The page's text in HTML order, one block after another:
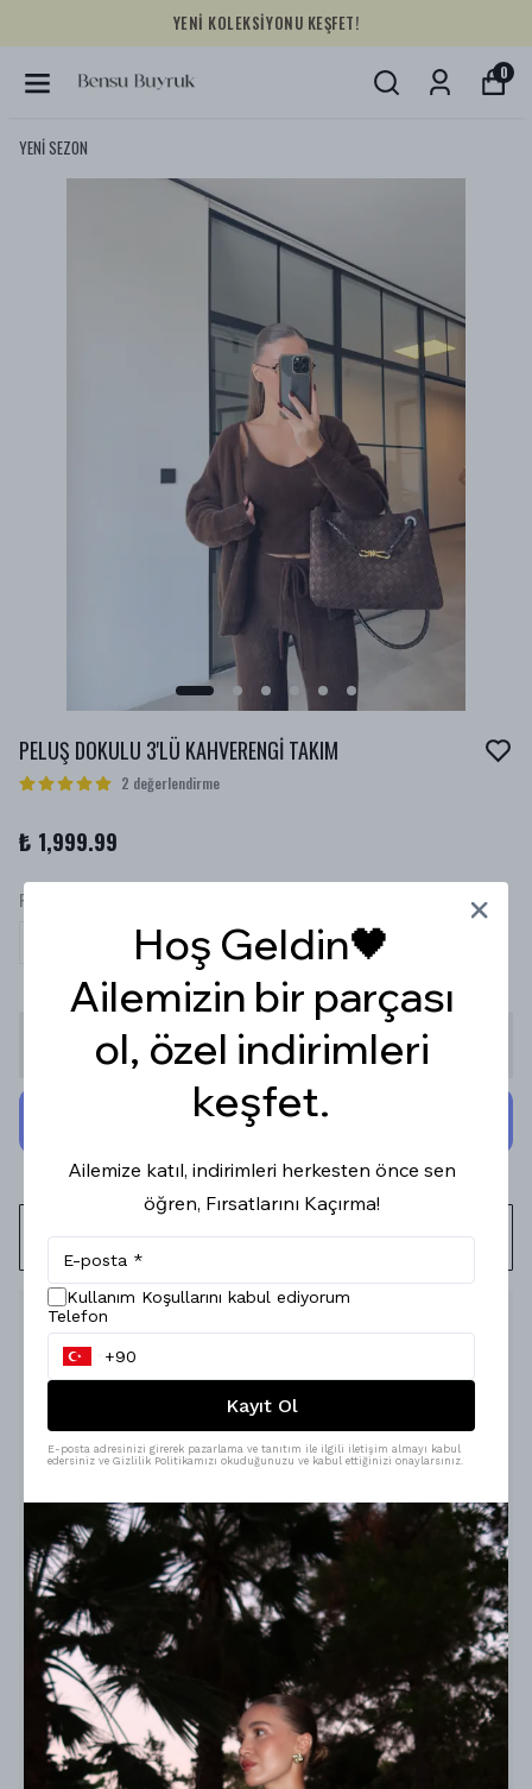
YENİ KOLEKSİYONU KEŞFET!
0
YENİ SEZON
PELUŞ DOKULU 3'LÜ KAHVERENGİ TAKIM
2 değerlendirme
₺ 1,999.99
RENK
Stoğa Gelince Haber Ver
WHATSAPP
Ürün Açıklaması
Model Ölçüleri : 167cm/53kg
Modelin Beden : STANDART beden
Ürün İçeriği :%76 Polyemid, %24 Polyester
Hoş Geldin🖤
Ailemizin bir parçası
ol, özel indirimleri
keşfet.
Ailemize katıl, indirimleri herkesten önce sen
öğren, Fırsatlarını Kaçırma!
Kullanım Koşullarını kabul ediyorum
Telefon
Kayıt Ol
E-posta adresinizi girerek pazarlama ve tanıtım ile ilgili iletişim almayı kabul
edersiniz ve Gizlilik Politikamızı okuduğunuzu ve kabul ettiğinizi onaylarsınız.